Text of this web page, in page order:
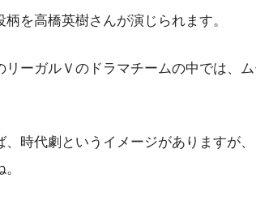
を高橋英樹さんが演じられます。
リーガルＶのドラマチームの中では、
、時代劇というイメージがありますが